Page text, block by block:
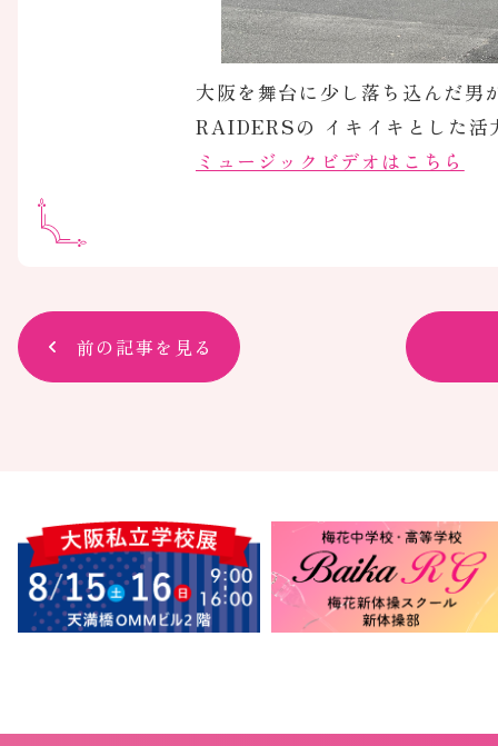
大阪を舞台に少し落ち込んだ男
RAIDERSの イキイキとした活
ミュージックビデオはこちら
前の記事を見る